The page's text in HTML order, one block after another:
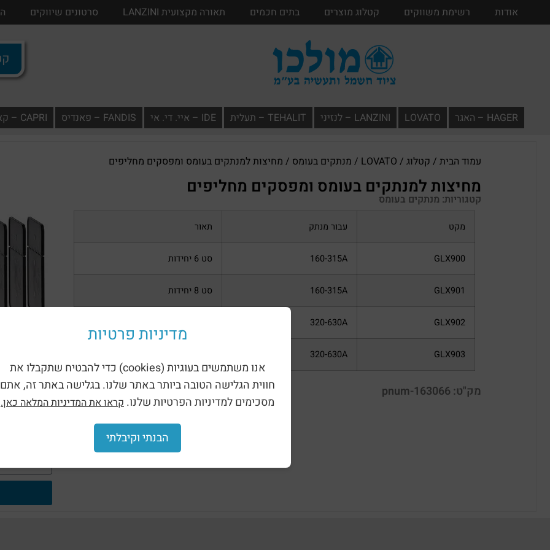
מדיניות פרטיות
אנו משתמשים בעוגיות (cookies) כדי להבטיח שתקבלו את
חווית הגלישה הטובה ביותר באתר שלנו. בגלישה באתר זה, אתם
מסכימים למדיניות הפרטיות שלנו. קראו את המדיניות המלאה כאן.
הבנתי וקיבלתי
אודות רשימת משווקים קטלוג מוצרים בתים חכמים תאורה מקצועית LANZINI סרטונים שיווקים
HAGER – האגר LOVATO LANZINI – לנזיני TEHALIT – תעלית IDE – איי. די. אי FANDIS – פאנדיס CAPRI – קאפרי
אודות רשימת משווקים קטלוג מוצרים בתים חכמים תאורה מקצועית LANZINI סרטונים
עמוד הבית / קטלוג /
LOVATO
/ מנתקים בעומס / מחיצות למנתקים בעומס ומפסקים מחליפים
מחיצות למנתקים בעומס ומפסקים מחליפים
קטגוריות: מנתקים בעומס
תאור עבור מנתק מקט
סט 6 יחידות 160-315A GLX900
סט 8 יחידות 160-315A GLX901
320-630A GLX902
320-630A GLX903
מק"ט: pnum-163066
לפרטים
ומפסקים